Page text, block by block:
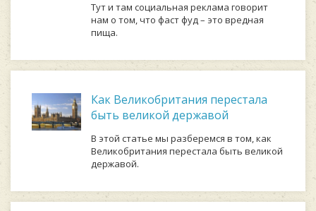
Тут и там социальная реклама говорит
нам о том, что фаст фуд – это вредная
пища.
Как Великобритания перестала
быть великой державой
В этой статье мы разберемся в том, как
Великобритания перестала быть великой
державой.